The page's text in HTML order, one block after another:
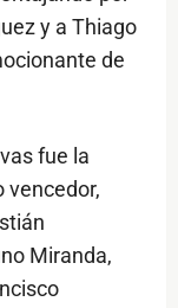
y a Thiago
de
fue la
vencedor,
Miranda,